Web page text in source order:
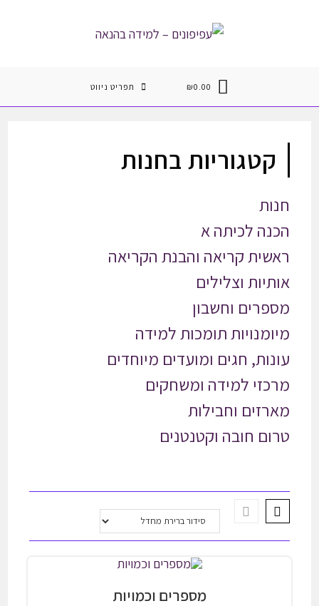
₪0.00 תפריט ניווט
קטגוריות בחנות
חנות
הכנה לכיתה א
ראשית קריאה והבנת הקריאה
אותיות וצלילים
מספרים וחשבון
מיומנויות תומכות למידה
עונות, חגים ומועדים מיוחדים
מרכזי למידה ומשחקים
מארזים וחבילות
טרום חובה וקטנטנים
מספרים וכמויות